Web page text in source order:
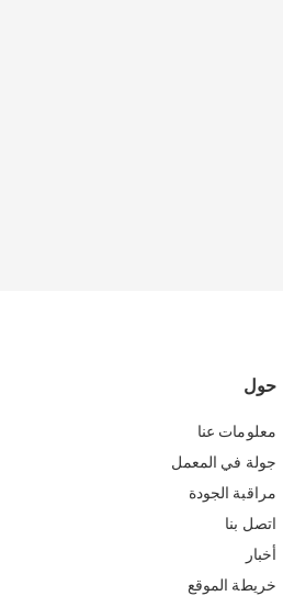
حول
معلومات عنا
جولة في المعمل
مراقبة الجودة
اتصل بنا
أخبار
خريطة الموقع